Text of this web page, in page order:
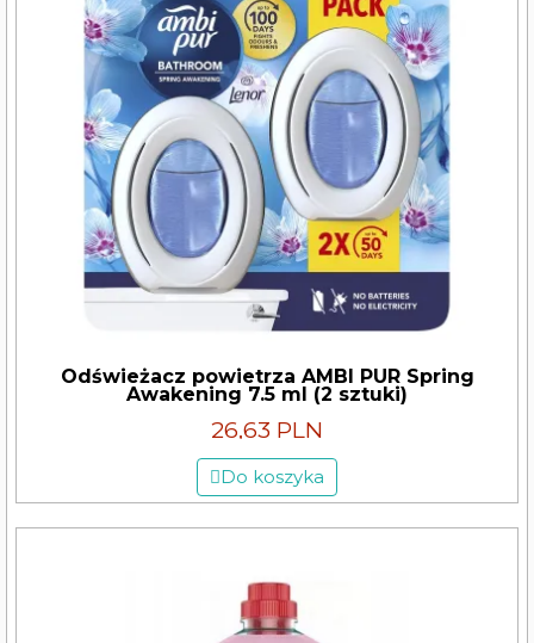
Odświeżacz powietrza AMBI PUR Spring
Awakening 7.5 ml (2 sztuki)
26,63 PLN
Do koszyka